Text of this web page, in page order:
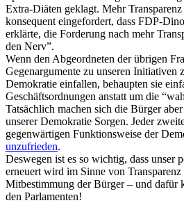
Extra-Diäten geklagt. Mehr
konsequent eingefordert, dass FDP-
erklärte, die Forderung nach mehr
den Nerv”.
Wenn den Abgeordneten der übrigen
Gegenargumente zu unseren Initiativen
Demokratie einfallen, behaupten sie
Geschäftsordnungen anstatt um die
Tatsächlich machen sich die Bürger
unserer Demokratie Sorgen. Jeder
gegenwärtigen Funktionsweise der
unzufrieden.
Deswegen ist es so wichtig, dass unser
erneuert wird im Sinne von
Mitbestimmung der Bürger – und
den Parlamenten!